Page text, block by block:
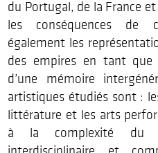
du Portugal, de la France
les conséquences de
également les
des empires en tant que
d’une mémoire
artistiques étudiés sont :
littérature et les arts
à la complexité du